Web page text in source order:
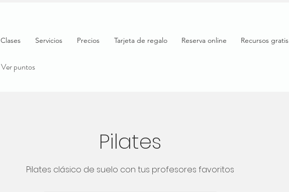
Clases Servicios Precios Tarjeta de regalo Reserva online Recursos gratis
Ver puntos
Pilates
Pilates clásico de suelo con tus profesores favoritos